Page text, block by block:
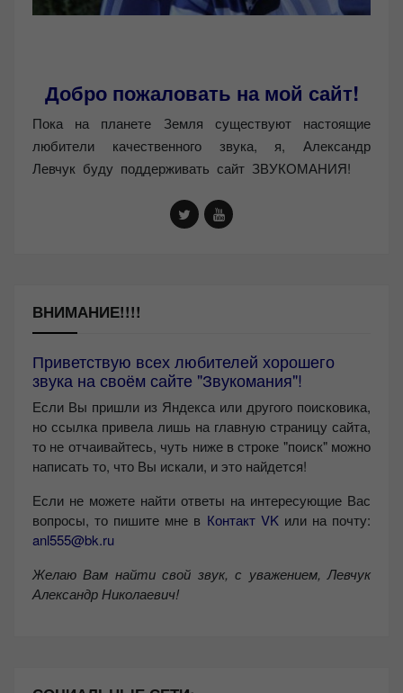
Добро пожаловать на мой сайт!
Пока на планете Земля существуют настоящие
любители качественного звука, я, Александр
Левчук буду поддерживать сайт ЗВУКОМАНИЯ!
ВНИМАНИЕ!!!!
Приветствую всех любителей хорошего
звука на своём сайте "Звукомания"!
Если Вы пришли из Яндекса или другого поисковика,
но ссылка привела лишь на главную страницу сайта,
то не отчаивайтесь, чуть ниже в строке "поиск" можно
написать то, что Вы искали, и это найдется!
Если не можете найти ответы на интересующие Вас
вопросы, то пишите мне в Контакт VKили на почту:
anl555@bk.ru
Желаю Вам найти свой звук, с уважением, Левчук
Александр Николаевич!